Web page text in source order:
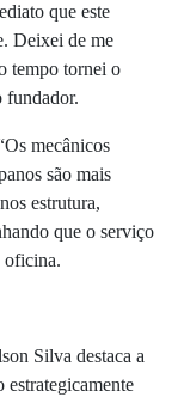
que este
Deixei de me
tempo tornei o
fundador.
mecânicos
são mais
estrutura,
que o serviço
oficina.
Silva destaca a
estrategicamente